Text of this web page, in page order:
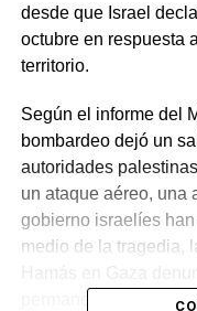
desde que Israel
octubre en respuesta
territorio.
Según el informe del
bombardeo dejó un
autoridades
un ataque aéreo, una
gobierno israelíes
medio de la tragedia,
permanecen